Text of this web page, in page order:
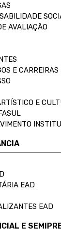
AVALIAÇÃO
E CARREIRAS
E
EAD
EAD
E